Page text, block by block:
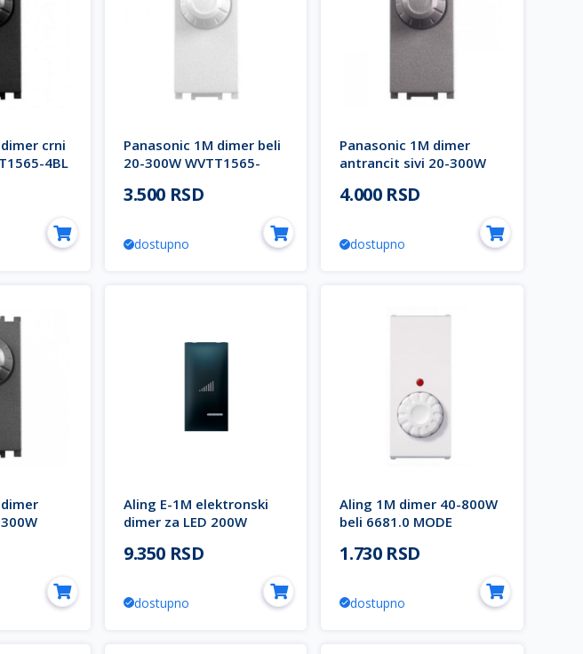
crni
4BL
Panasonic 1M dimer beli
20-300W WVTT1565-
3.500 RSD
dostupno
Panasonic 1M dimer
antrancit sivi 20-300W
Thea Modular
4.000 RSD
dostupno
Aling E-1M elektronski
dimer za LED 200W
9.350 RSD
dostupno
Aling 1M dimer 40-800W
beli 6681.0 MODE
1.730 RSD
dostupno